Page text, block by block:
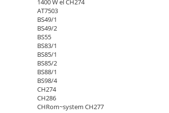
1400 W el CH274
AT7503
BS49/1
BS49/2
BS55
BS83/1
BS85/1
BS85/2
BS88/1
BS98/4
CH274
CH286
CHRom~system CH277